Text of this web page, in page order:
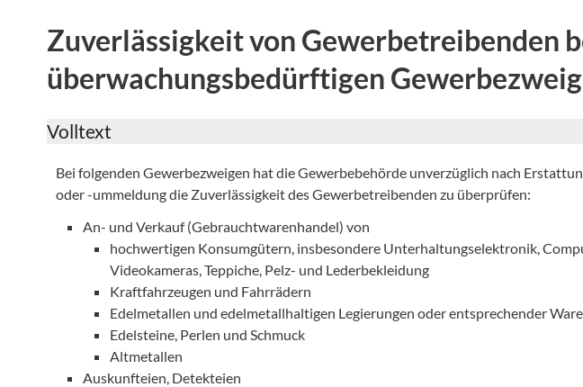
Zuverlässigkeit von Gewerbetreibenden
überwachungsbedürftigen
Volltext
Bei folgenden Gewerbezweigen hat die Gewerbebehörde unverzüglich nach
oder -ummeldung die Zuverlässigkeit des Gewerbetreibenden zu überprüfen:
An- und Verkauf (Gebrauchtwarenhandel) von
hochwertigen Konsumgütern, insbesondere Unterhaltungselektronik,
Videokameras, Teppiche, Pelz- und Lederbekleidung
Kraftfahrzeugen und Fahrrädern
Edelmetallen und edelmetallhaltigen Legierungen oder entsprechender
Edelsteine, Perlen und Schmuck
Altmetallen
Auskunfteien, Detekteien